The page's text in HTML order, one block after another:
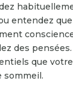
entendez
des
que
sommeil.